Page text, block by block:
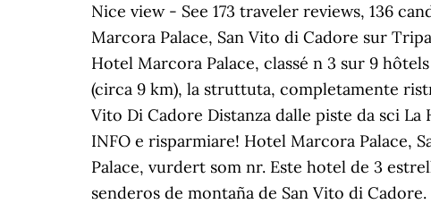
Nice view - See 173 traveler reviews, 136
Marcora Palace, San Vito di Cadore sur
Hotel Marcora Palace, classé n 3 sur 9
(circa 9 km), la struttuta, completamente
Vito Di Cadore Distanza dalle piste da sci
INFO e risparmiare! Hotel Marcora Palace,
Palace, vurdert som nr. Este hotel de 3
senderos de montaña de San Vito di